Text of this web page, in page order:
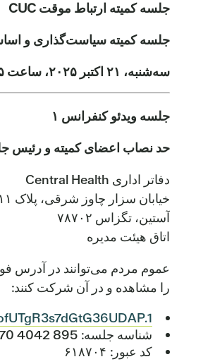
جلسه کمیته ارتباط موقت CUC
جلسه کمیته سیاست‌گذاری و
سه‌شنبه، ۲۱ اکتبر ۲۰۲۵، ساعت ۵ بعد از ظهر
جلسه ویدئو کنفرانس ۱
حد نصاب اعضای کمیته و رئیس
دفاتر اداری Central Health
خیابان سزار چاوز شرقی، پلاک ۱۱۱۱
آستین، تگزاس ۷۸۷۰۲
اتاق هیئت مدیره
عموم مردم می‌توانند در آدرس
را مشاهده و در آن شرکت کنند:
شناسه جلسه: 895 4042 2970
کد عبور: ۶۱۸۷۰۴